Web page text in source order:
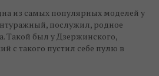
из самых популярных моделей у
послужил, родное
Такой был у Дзержинского,
с такого пустил себе пулю в